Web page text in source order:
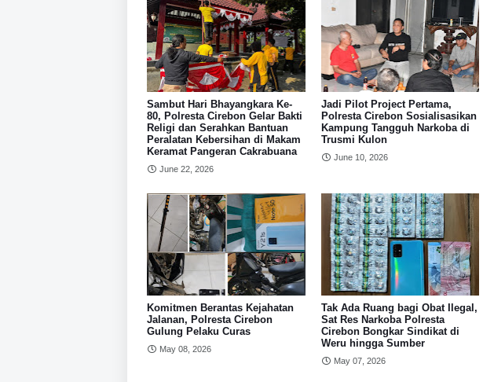
Sambut Hari Bhayangkara Ke-
80, Polresta Cirebon Gelar Bakti
Religi dan Serahkan Bantuan
Peralatan Kebersihan di Makam
Keramat Pangeran Cakrabuana
June 22, 2026
Jadi Pilot Project Pertama,
Polresta Cirebon Sosialisasikan
Kampung Tangguh Narkoba di
Trusmi Kulon
June 10, 2026
Komitmen Berantas Kejahatan
Jalanan, Polresta Cirebon
Gulung Pelaku Curas
May 08, 2026
Tak Ada Ruang bagi Obat Ilegal,
Sat Res Narkoba Polresta
Cirebon Bongkar Sindikat di
Weru hingga Sumber
May 07, 2026